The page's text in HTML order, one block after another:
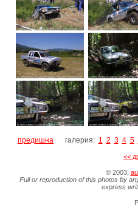
предишна галерия: 1 2 3 4 5
<<
© 2003,
Full or reproduction of this photos by
express